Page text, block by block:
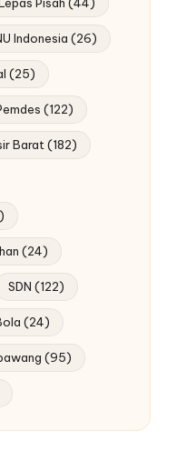
Indonesia (26)
(25)
(122)
Barat (182)
(24)
SDN (122)
(24)
(95)